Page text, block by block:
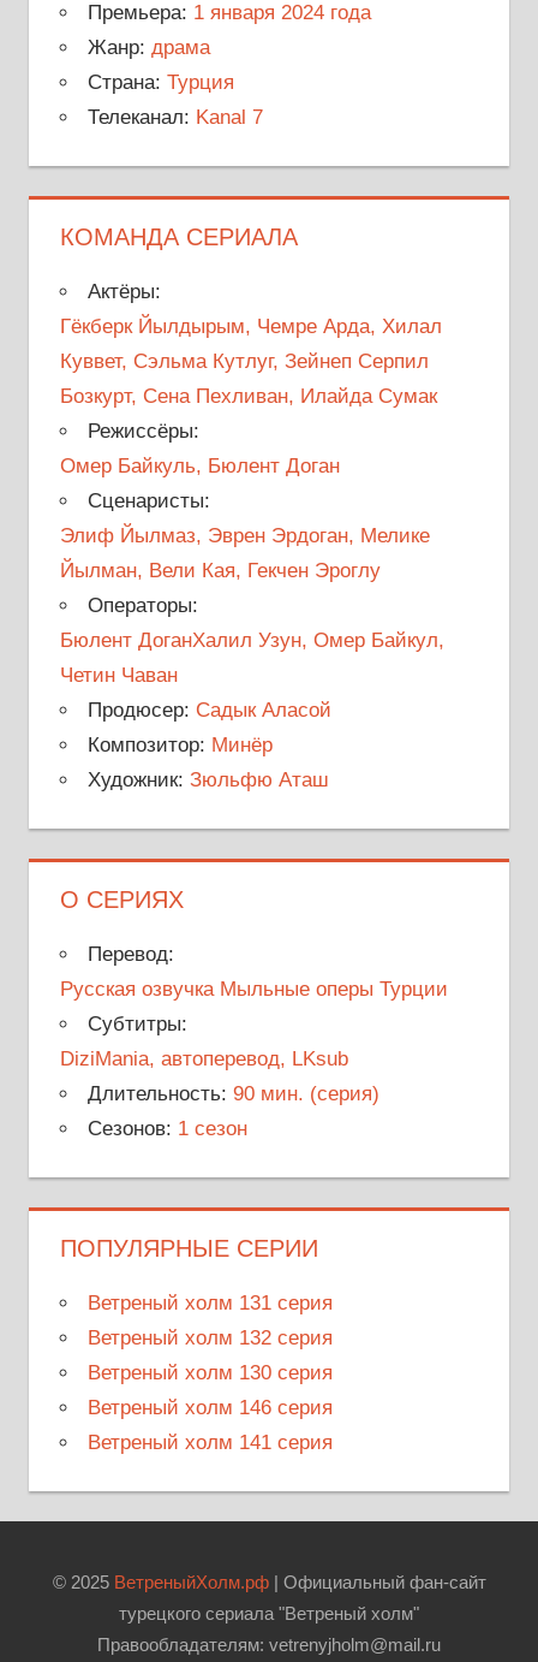
Премьера: 1 января 2024 года
Жанр: драма
Страна: Турция
Телеканал: Kanal 7
КОМАНДА СЕРИАЛА
Актёры:
Гёкберк Йылдырым, Чемре Арда, Хилал
Куввет, Сэльма Кутлуг, Зейнеп Серпил
Бозкурт, Сена Пехливан, Илайда Сумак
Режиссёры:
Омер Байкуль, Бюлент Доган
Сценаристы:
Элиф Йылмаз, Эврен Эрдоган, Мелике
Йылман, Вели Кая, Гекчен Эроглу
Операторы:
Бюлент ДоганХалил Узун, Омер Байкул,
Четин Чаван
Продюсер: Садык Аласой
Композитор: Минёр
Художник: Зюльфю Аташ
О СЕРИЯХ
Перевод:
Русская озвучка Мыльные оперы Турции
Субтитры:
DiziMania, автоперевод, LKsub
Длительность: 90 мин. (серия)
Сезонов: 1 сезон
ПОПУЛЯРНЫЕ СЕРИИ
Ветреный холм 131 серия
Ветреный холм 132 серия
Ветреный холм 130 серия
Ветреный холм 146 серия
Ветреный холм 141 серия
© 2025 ВетреныйХолм.рф| Официальный фан-сайт
турецкого сериала "Ветреный холм"
Правообладателям: vetrenyjholm@mail.ru